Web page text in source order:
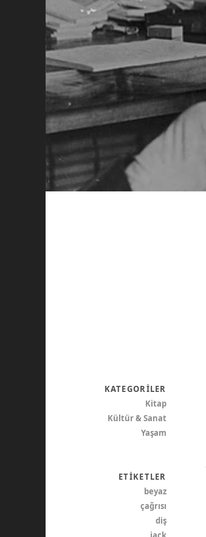
KATEGORILER
Kitap
Kültür & Sanat
Yaşam
ETIKETLER
beyaz
çağrısı
diş